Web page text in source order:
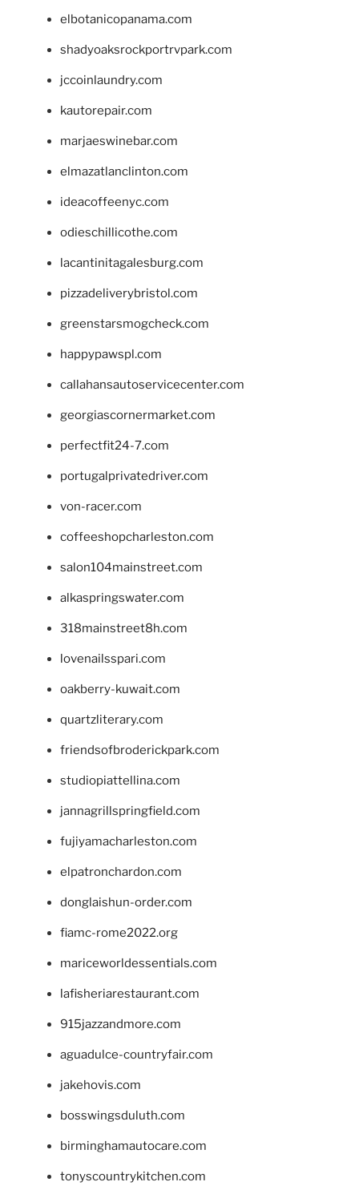
elbotanicopanama.com
shadyoaksrockportrvpark.com
jccoinlaundry.com
kautorepair.com
marjaeswinebar.com
elmazatlanclinton.com
ideacoffeenyc.com
odieschillicothe.com
lacantinitagalesburg.com
pizzadeliverybristol.com
greenstarsmogcheck.com
happypawspl.com
callahansautoservicecenter.com
georgiascornermarket.com
perfectfit24-7.com
portugalprivatedriver.com
von-racer.com
coffeeshopcharleston.com
salon104mainstreet.com
alkaspringswater.com
318mainstreet8h.com
lovenailsspari.com
oakberry-kuwait.com
quartzliterary.com
friendsofbroderickpark.com
studiopiattellina.com
jannagrillspringfield.com
fujiyamacharleston.com
elpatronchardon.com
donglaishun-order.com
fiamc-rome2022.org
mariceworldessentials.com
lafisheriarestaurant.com
915jazzandmore.com
aguadulce-countryfair.com
jakehovis.com
bosswingsduluth.com
birminghamautocare.com
tonyscountrykitchen.com